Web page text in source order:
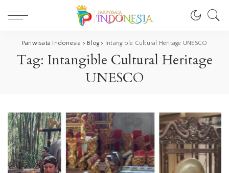
Pariwisata Indonesia > Blog > Intangible Cultural Heritage UNESCO
Tag: Intangible Cultural Heritage
UNESCO